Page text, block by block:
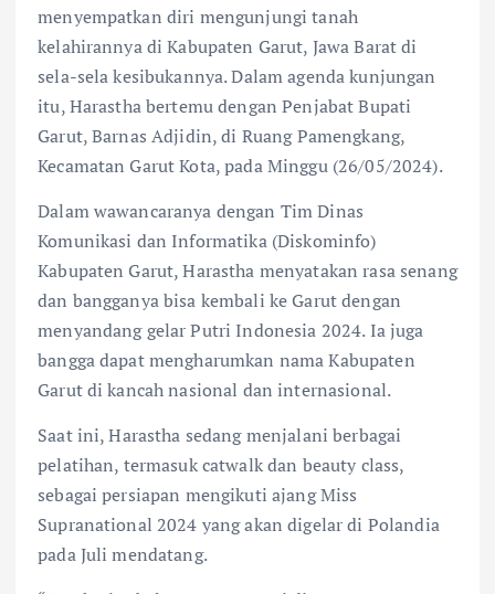
menyempatkan diri mengunjungi tanah
kelahirannya di Kabupaten Garut, Jawa Barat di
sela-sela kesibukannya. Dalam agenda kunjungan
itu, Harastha bertemu dengan Penjabat Bupati
Garut, Barnas Adjidin, di Ruang Pamengkang,
Kecamatan Garut Kota, pada Minggu (26/05/2024).
Dalam wawancaranya dengan Tim Dinas
Komunikasi dan Informatika (Diskominfo)
Kabupaten Garut, Harastha menyatakan rasa senang
dan bangganya bisa kembali ke Garut dengan
menyandang gelar Putri Indonesia 2024. Ia juga
bangga dapat mengharumkan nama Kabupaten
Garut di kancah nasional dan internasional.
Saat ini, Harastha sedang menjalani berbagai
pelatihan, termasuk catwalk dan beauty class,
sebagai persiapan mengikuti ajang Miss
Supranational 2024 yang akan digelar di Polandia
pada Juli mendatang.